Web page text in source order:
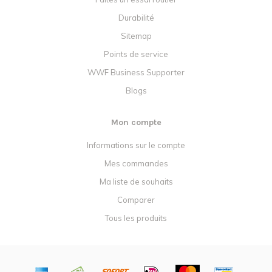
Durabilité
Sitemap
Points de service
WWF Business Supporter
Blogs
Mon compte
Informations sur le compte
Mes commandes
Ma liste de souhaits
Comparer
Tous les produits